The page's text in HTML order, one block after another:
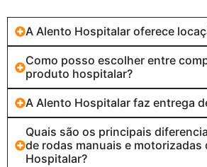
A Alento Hospitalar oferece
Como posso escolher entre
produto hospitalar?
A Alento Hospitalar faz entrega
Quais são os principais
de rodas manuais e motorizadas
Hospitalar?